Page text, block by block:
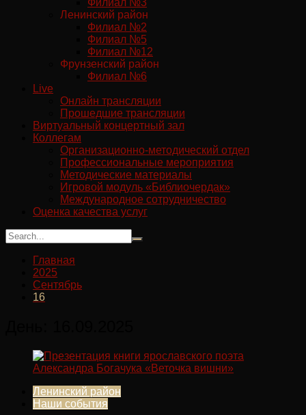
Филиал №3
Ленинский район
Филиал №2
Филиал №5
Филиал №12
Фрунзенский район
Филиал №6
Live
Онлайн трансляции
Прошедшие трансляции
Виртуальный концертный зал
Коллегам
Организационно-методический отдел
Профессиональные мероприятия
Методические материалы
Игровой модуль «Библиочердак»
Международное сотрудничество
Оценка качества услуг
Главная
2025
Сентябрь
16
Ленинский район
Наши события